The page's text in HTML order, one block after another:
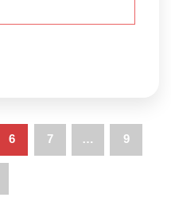
6 7 … 9